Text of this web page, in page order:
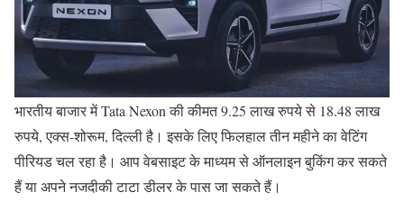
भारतीय बाजार में Tata Nexon की कीमत 9.25 लाख रुपये से 18.48 लाख
रुपये, एक्स-शोरूम, दिल्ली है। इसके लिए फिलहाल तीन महीने का वेटिंग
पीरियड चल रहा है। आप वेबसाइट के माध्यम से ऑनलाइन बुकिंग कर सकते
हैं या अपने नजदीकी टाटा डीलर के पास जा सकते हैं।